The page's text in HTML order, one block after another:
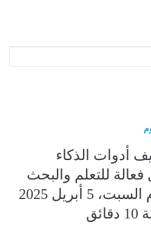
أدوات الذكاء
للتعلم والبحث
العلمي ضمن...اليوم السبت، 5 أبريل 2025